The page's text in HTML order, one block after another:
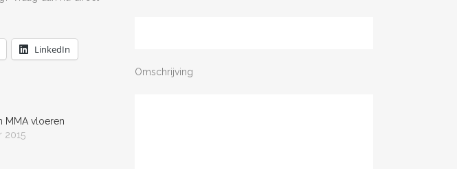
LinkedIn
MMA vloeren
2015
Omschrijving